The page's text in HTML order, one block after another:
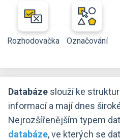
Rozhodovačka Označování
Databáze slouží ke
informací a mají dnes
Nejrozšířenějším typem
databáze, ve kterých se